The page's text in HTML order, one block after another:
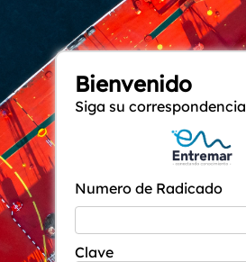
Bienvenido
Siga su correspondencia
Numero de Radicado
Clave